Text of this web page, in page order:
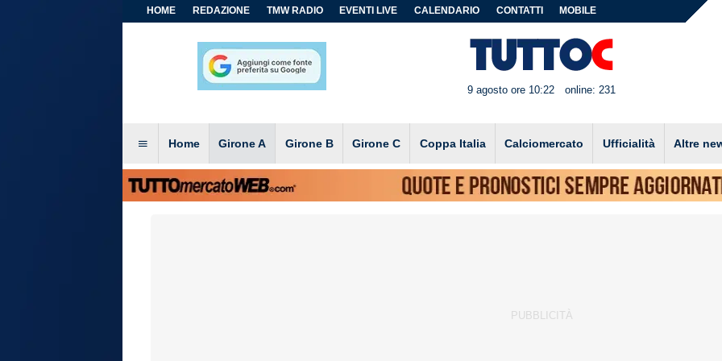
HOME REDAZIONE TMW RADIO EVENTI LIVE CALENDARIO CONTATTI MOBILE
9 agosto ore 10:22 online: 231
Home Girone A Girone B Girone C Coppa Italia Calciomercato Ufficialità Altre